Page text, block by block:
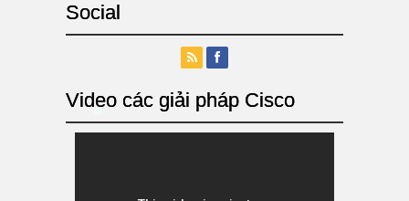
Social
Video các giải pháp Cisco
*